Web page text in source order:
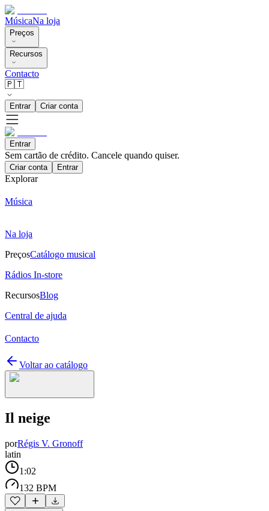
MúsicaNa loja
Preços
Recursos
Contacto
🇵🇹
Entrar Criar conta
Entrar
Sem cartão de crédito. Cancele quando quiser.
Criar conta Entrar
Explorar
Música
Na loja
PreçosCatálogo musical
Rádios In-store
RecursosBlog
Central de ajuda
Contacto
Voltar ao catálogo
Il neige
porRégis V. Gronoff
latin
1:02
132 BPM